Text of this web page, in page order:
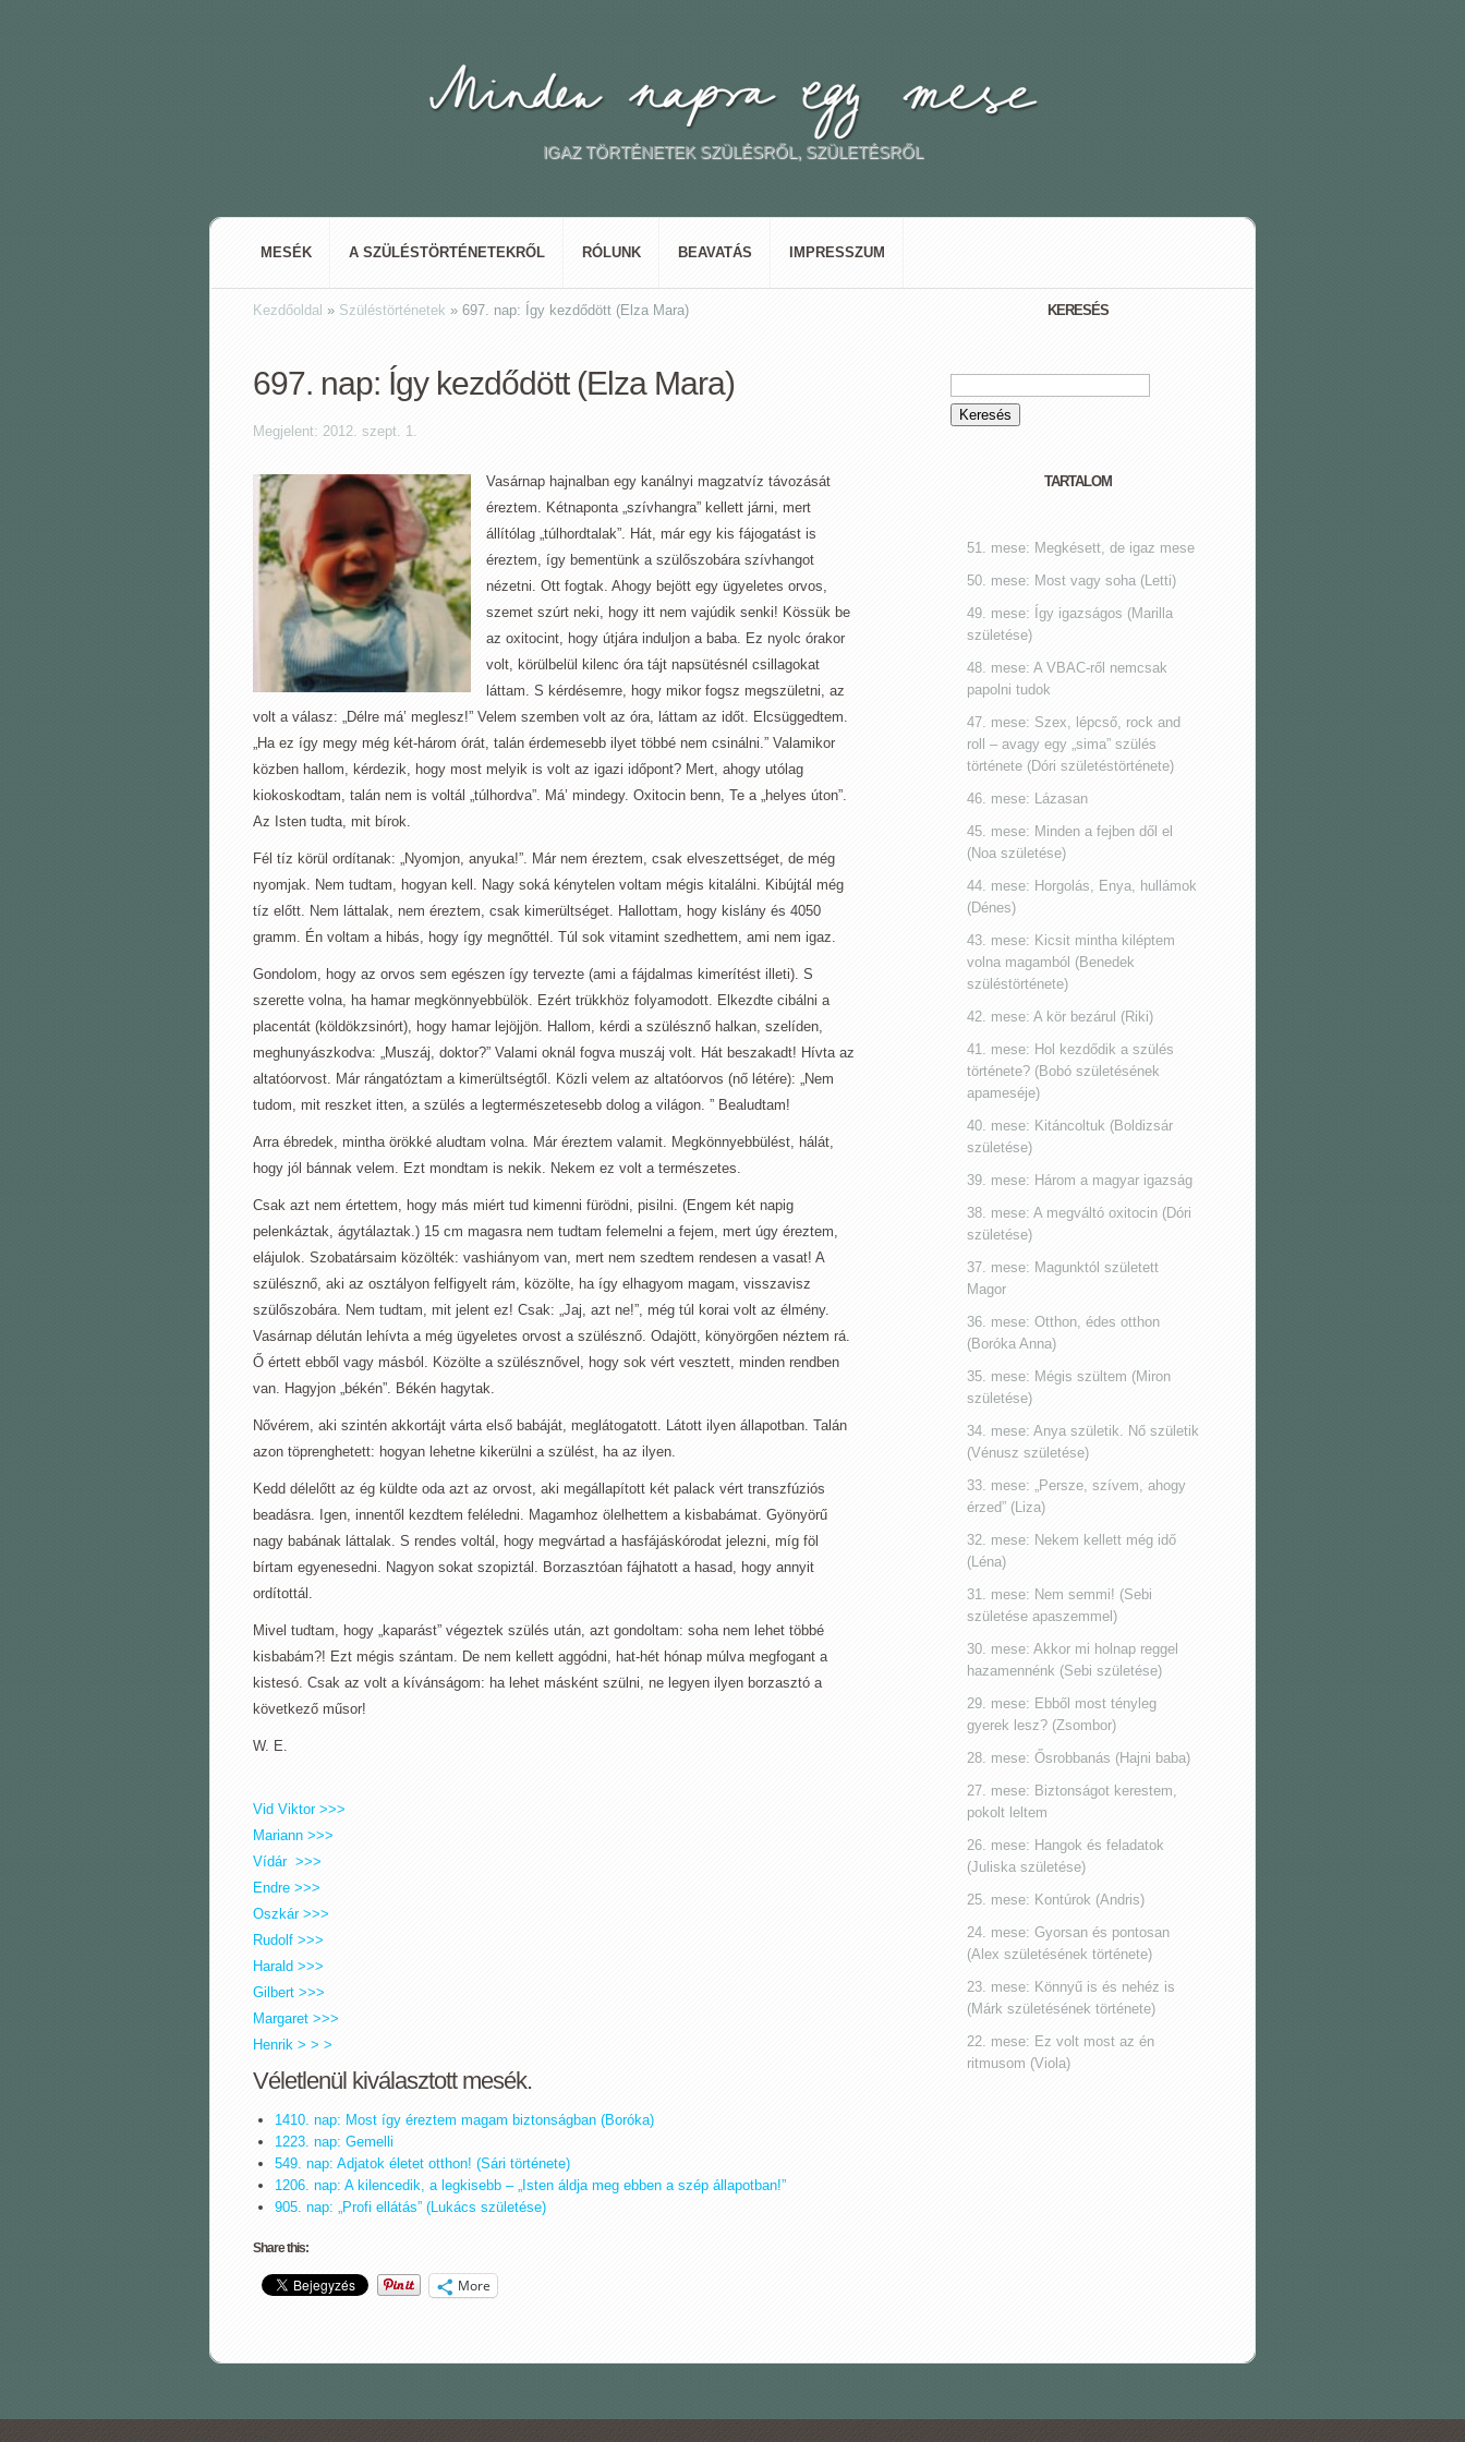
IGAZ TÖRTÉNETEK SZÜLÉSRŐL, SZÜLETÉSRŐL
MESÉK A SZÜLÉSTÖRTÉNETEKRŐL RÓLUNK BEAVATÁS IMPRESSZUM
Kezdőoldal » Szüléstörténetek » 697. nap: Így kezdődött (Elza Mara)
697. nap: Így kezdődött (Elza Mara)
Megjelent: 2012. szept. 1.
Vasárnap hajnalban egy kanálnyi magzatvíz távozását
éreztem. Kétnaponta „szívhangra” kellett járni, mert
állítólag „túlhordtalak”. Hát, már egy kis fájogatást is
éreztem, így bementünk a szülőszobára szívhangot
nézetni. Ott fogtak. Ahogy bejött egy ügyeletes orvos,
szemet szúrt neki, hogy itt nem vajúdik senki! Kössük be
az oxitocint, hogy útjára induljon a baba. Ez nyolc órakor
volt, körülbelül kilenc óra tájt napsütésnél csillagokat
láttam. S kérdésemre, hogy mikor fogsz megszületni, az
volt a válasz: „Délre má’ meglesz!” Velem szemben volt az óra, láttam az időt. Elcsüggedtem.
„Ha ez így megy még két-három órát, talán érdemesebb ilyet többé nem csinálni.” Valamikor
közben hallom, kérdezik, hogy most melyik is volt az igazi időpont? Mert, ahogy utólag
kiokoskodtam, talán nem is voltál „túlhordva”. Má’ mindegy. Oxitocin benn, Te a „helyes úton”.
Az Isten tudta, mit bírok.
Fél tíz körül ordítanak: „Nyomjon, anyuka!”. Már nem éreztem, csak elveszettséget, de még
nyomjak. Nem tudtam, hogyan kell. Nagy soká kénytelen voltam mégis kitalálni. Kibújtál még
tíz előtt. Nem láttalak, nem éreztem, csak kimerültséget. Hallottam, hogy kislány és 4050
gramm. Én voltam a hibás, hogy így megnőttél. Túl sok vitamint szedhettem, ami nem igaz.
Gondolom, hogy az orvos sem egészen így tervezte (ami a fájdalmas kimerítést illeti). S
szerette volna, ha hamar megkönnyebbülök. Ezért trükkhöz folyamodott. Elkezdte cibálni a
placentát (köldökzsinórt), hogy hamar lejöjjön. Hallom, kérdi a szülésznő halkan, szelíden,
meghunyászkodva: „Muszáj, doktor?” Valami oknál fogva muszáj volt. Hát beszakadt! Hívta az
altatóorvost. Már rángatóztam a kimerültségtől. Közli velem az altatóorvos (nő létére): „Nem
tudom, mit reszket itten, a szülés a legtermészetesebb dolog a világon. ” Bealudtam!
Arra ébredek, mintha örökké aludtam volna. Már éreztem valamit. Megkönnyebbülést, hálát,
hogy jól bánnak velem. Ezt mondtam is nekik. Nekem ez volt a természetes.
Csak azt nem értettem, hogy más miért tud kimenni fürödni, pisilni. (Engem két napig
pelenkáztak, ágytálaztak.) 15 cm magasra nem tudtam felemelni a fejem, mert úgy éreztem,
elájulok. Szobatársaim közölték: vashiányom van, mert nem szedtem rendesen a vasat! A
szülésznő, aki az osztályon felfigyelt rám, közölte, ha így elhagyom magam, visszavisz
szülőszobára. Nem tudtam, mit jelent ez! Csak: „Jaj, azt ne!”, még túl korai volt az élmény.
Vasárnap délután lehívta a még ügyeletes orvost a szülésznő. Odajött, könyörgően néztem rá.
Ő értett ebből vagy másból. Közölte a szülésznővel, hogy sok vért vesztett, minden rendben
van. Hagyjon „békén”. Békén hagytak.
Nővérem, aki szintén akkortájt várta első babáját, meglátogatott. Látott ilyen állapotban. Talán
azon töprenghetett: hogyan lehetne kikerülni a szülést, ha az ilyen.
Kedd délelőtt az ég küldte oda azt az orvost, aki megállapított két palack vért transzfúziós
beadásra. Igen, innentől kezdtem feléledni. Magamhoz ölelhettem a kisbabámat. Gyönyörű
nagy babának láttalak. S rendes voltál, hogy megvártad a hasfájáskórodat jelezni, míg föl
bírtam egyenesedni. Nagyon sokat szopiztál. Borzasztóan fájhatott a hasad, hogy annyit
ordítottál.
Mivel tudtam, hogy „kaparást” végeztek szülés után, azt gondoltam: soha nem lehet többé
kisbabám?! Ezt mégis szántam. De nem kellett aggódni, hat-hét hónap múlva megfogant a
kistesó. Csak az volt a kívánságom: ha lehet másként szülni, ne legyen ilyen borzasztó a
következő műsor!
W. E.
Vid Viktor >>>
Mariann >>>
Vídár >>>
Endre >>>
Oszkár >>>
Rudolf >>>
Harald >>>
Gilbert >>>
Margaret >>>
Henrik > > >
Véletlenül kiválasztott mesék.
1410. nap: Most így éreztem magam biztonságban (Boróka)
1223. nap: Gemelli
549. nap: Adjatok életet otthon! (Sári története)
1206. nap: A kilencedik, a legkisebb – „Isten áldja meg ebben a szép állapotban!”
905. nap: „Profi ellátás” (Lukács születése)
Share this:
More
KERESÉS
TARTALOM
51. mese: Megkésett, de igaz mese
50. mese: Most vagy soha (Letti)
49. mese: Így igazságos (Marilla
születése)
48. mese: A VBAC-ről nemcsak
papolni tudok
47. mese: Szex, lépcső, rock and
roll ‒ avagy egy „sima” szülés
története (Dóri születéstörténete)
46. mese: Lázasan
45. mese: Minden a fejben dől el
(Noa születése)
44. mese: Horgolás, Enya, hullámok
(Dénes)
43. mese: Kicsit mintha kiléptem
volna magamból (Benedek
szüléstörténete)
42. mese: A kör bezárul (Riki)
41. mese: Hol kezdődik a szülés
története? (Bobó születésének
apameséje)
40. mese: Kitáncoltuk (Boldizsár
születése)
39. mese: Három a magyar igazság
38. mese: A megváltó oxitocin (Dóri
születése)
37. mese: Magunktól született
Magor
36. mese: Otthon, édes otthon
(Boróka Anna)
35. mese: Mégis szültem (Miron
születése)
34. mese: Anya születik. Nő születik
(Vénusz születése)
33. mese: „Persze, szívem, ahogy
érzed” (Liza)
32. mese: Nekem kellett még idő
(Léna)
31. mese: Nem semmi! (Sebi
születése apaszemmel)
30. mese: Akkor mi holnap reggel
hazamennénk (Sebi születése)
29. mese: Ebből most tényleg
gyerek lesz? (Zsombor)
28. mese: Ősrobbanás (Hajni baba)
27. mese: Biztonságot kerestem,
pokolt leltem
26. mese: Hangok és feladatok
(Juliska születése)
25. mese: Kontúrok (Andris)
24. mese: Gyorsan és pontosan
(Alex születésének története)
23. mese: Könnyű is és nehéz is
(Márk születésének története)
22. mese: Ez volt most az én
ritmusom (Viola)